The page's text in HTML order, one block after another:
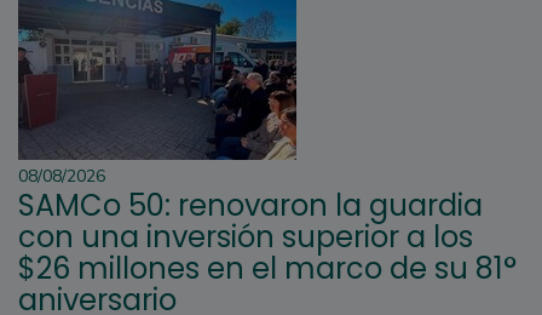
08/08/2026
SAMCo 50: renovaron la guardia
con una inversión superior a los
$26 millones en el marco de su 81°
aniversario